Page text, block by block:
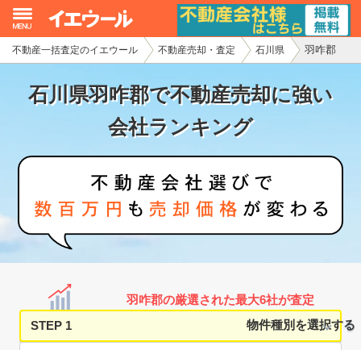
不動産一括査定のイエウール 不動産売却・査定 石川県 羽咋郡
石川県羽咋郡で不動産売却に強い
会社ランキング
羽咋郡の厳選された最大6社が査定
STEP 1
イエウール加盟希望の不動産会社様
初めての方へ
不動産の売却・一括査定
家査定シミュレーター
お問い合わせ